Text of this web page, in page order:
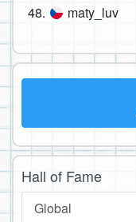
48. maty_luv
Hall of Fame
Global